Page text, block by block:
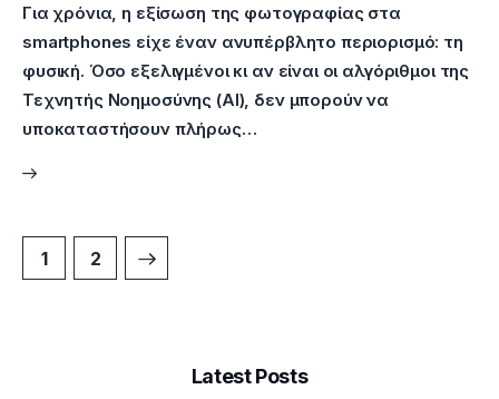
Για χρόνια, η εξίσωση της φωτογραφίας στα
smartphones είχε έναν ανυπέρβλητο περιορισμό: τη
φυσική. Όσο εξελιγμένοι κι αν είναι οι αλγόριθμοι της
Τεχνητής Νοημοσύνης (AI), δεν μπορούν να
υποκαταστήσουν πλήρως…
1 2
Latest Posts